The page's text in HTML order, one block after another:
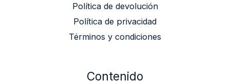
Política de devolución
Política de privacidad
Términos y condiciones
Contenido